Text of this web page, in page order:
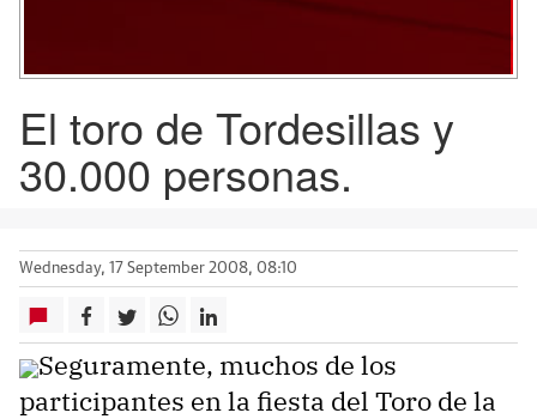
El toro de Tordesillas y
30.000 personas.
Wednesday, 17 September 2008, 08:10
Seguramente, muchos de los
participantes en la fiesta del Toro de la